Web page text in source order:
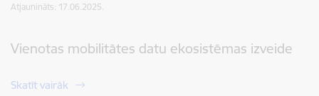
Atjaunināts: 17.06.2025.
Vienotas mobilitātes datu ekosistēmas izveide
Skatīt vairāk